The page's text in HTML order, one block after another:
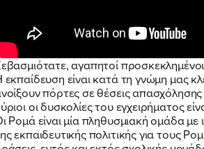
αγαπητοί
εκπαίδευση είναι κατά τη γνώμη μας
πόρτες σε θέσεις
οι δυσκολίες του εγχειρήματος
Ρομά είναι μία πληθυσμιακή ομάδα με
εκπαιδευτικής πολιτικής για τους